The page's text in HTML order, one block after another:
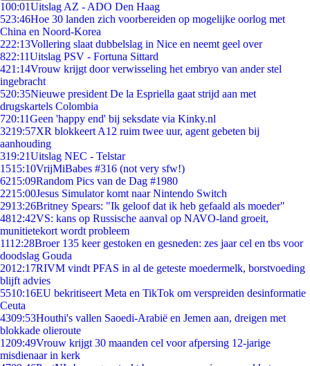
100:01Uitslag AZ - ADO Den Haag
523:46Hoe 30 landen zich voorbereiden op mogelijke oorlog met
China en Noord-Korea
222:13Vollering slaat dubbelslag in Nice en neemt geel over
822:11Uitslag PSV - Fortuna Sittard
421:14Vrouw krijgt door verwisseling het embryo van ander stel
ingebracht
520:35Nieuwe president De la Espriella gaat strijd aan met
drugskartels Colombia
720:11Geen 'happy end' bij seksdate via Kinky.nl
3219:57XR blokkeert A12 ruim twee uur, agent gebeten bij
aanhouding
319:21Uitslag NEC - Telstar
1515:10VrijMiBabes #316 (not very sfw!)
6215:09Random Pics van de Dag #1980
2215:00Jesus Simulator komt naar Nintendo Switch
2913:26Britney Spears: "Ik geloof dat ik heb gefaald als moeder"
4812:42VS: kans op Russische aanval op NAVO-land groeit,
munitietekort wordt probleem
1112:28Broer 135 keer gestoken en gesneden: zes jaar cel en tbs voor
doodslag Gouda
2012:17RIVM vindt PFAS in al de geteste moedermelk, borstvoeding
blijft advies
5510:16EU bekritiseert Meta en TikTok om verspreiden desinformatie
Ceuta
4309:53Houthi's vallen Saoedi-Arabië en Jemen aan, dreigen met
blokkade olieroute
1209:49Vrouw krijgt 30 maanden cel voor afpersing 12-jarige
misdienaar in kerk